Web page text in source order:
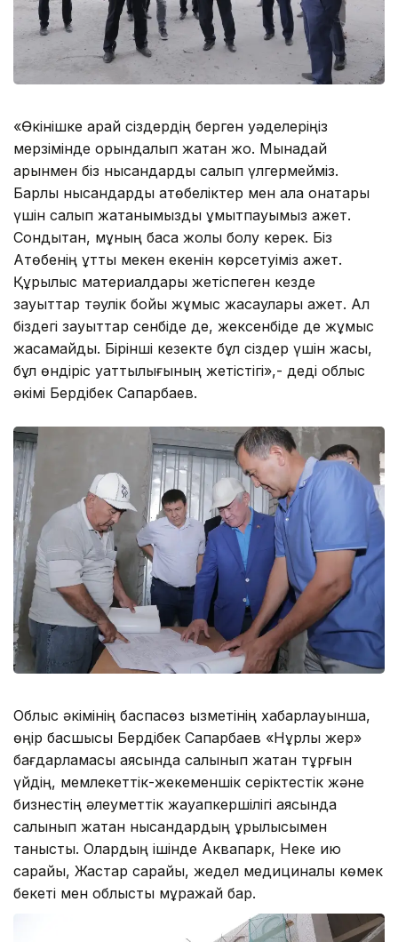
«Өкінішке қарай сіздердің берген уәделеріңіз
мерзімінде орындалып жатқан жоқ. Мынадай
қарқынмен біз нысандарды салып үлгермейміз.
Барлық нысандарды ақтөбеліктер мен қала қонақтары
үшін салып жатқанымызды ұмытпауымыз қажет.
Сондықтан, мұның басқа жолы болу керек. Біз
Ақтөбенің құтты мекен екенін көрсетуіміз қажет.
Құрылыс материалдары жетіспеген кезде
зауыттар тәулік бойы жұмыс жасаулары қажет. Ал
біздегі зауыттар сенбіде де, жексенбіде де жұмыс
жасамайды. Бірінші кезекте бұл сіздер үшін жақсы,
бұл өндіріс қуаттылығының жетістігі»,- деді облыс
әкімі Бердібек Сапарбаев.
Облыс әкімінің баспасөз қызметінің хабарлауынша,
өңір басшысы Бердібек Сапарбаев «Нұрлы жер»
бағдарламасы аясында салынып жатқан тұрғын
үйдің, мемлекеттік-жекеменшік серіктестік және
бизнестің әлеуметтік жауапкершілігі аясында
салынып жатқан нысандардың құрылысымен
танысты. Олардың ішінде Аквапарк, Неке қию
сарайы, Жастар сарайы, жедел медициналық көмек
бекеті мен облыстық мұражай бар.